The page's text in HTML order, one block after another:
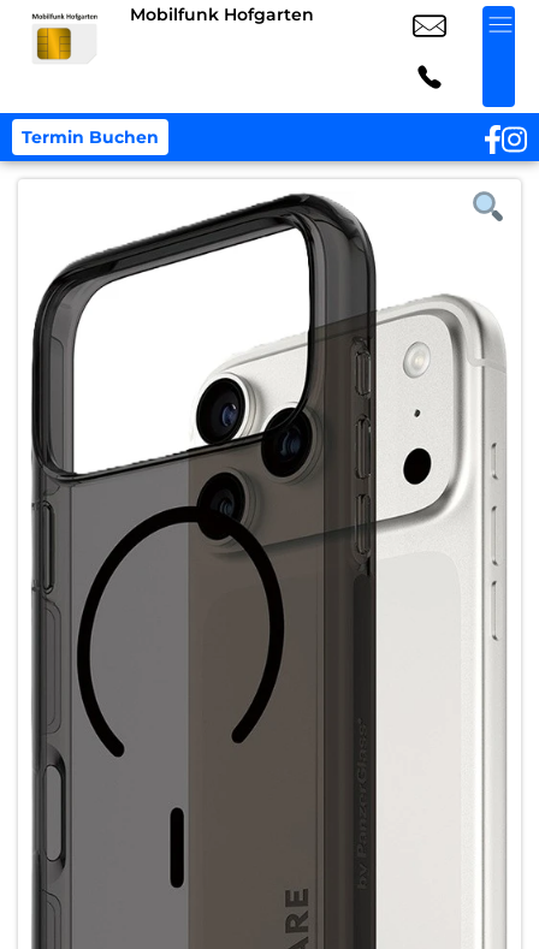
Mobilfunk Hofgarten
Termin Buchen